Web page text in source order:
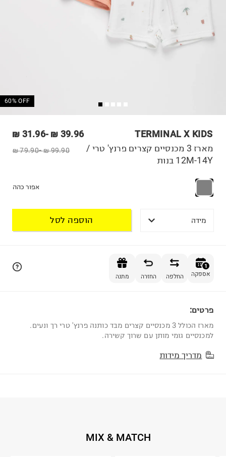
60% OFF
TERMINAL X KIDS
39.96 ₪
-
31.96 ₪
99.90 ₪
-
79.90 ₪
מארז 3 מכנסיים קצרים פרנץ' טרי /
12M-14Y בנות
אפור כהה
מידה הוספה לסל
1
אספקה החלפה החזרה מתנה
פרטים:
מארז הכולל 3 מכנסיים קצרים מבד כותנה פרנץ' טרי רך ונעים.
למכנסיים גומי מותן עם שרוך קשירה.
מדריך מידות
MIX & MATCH